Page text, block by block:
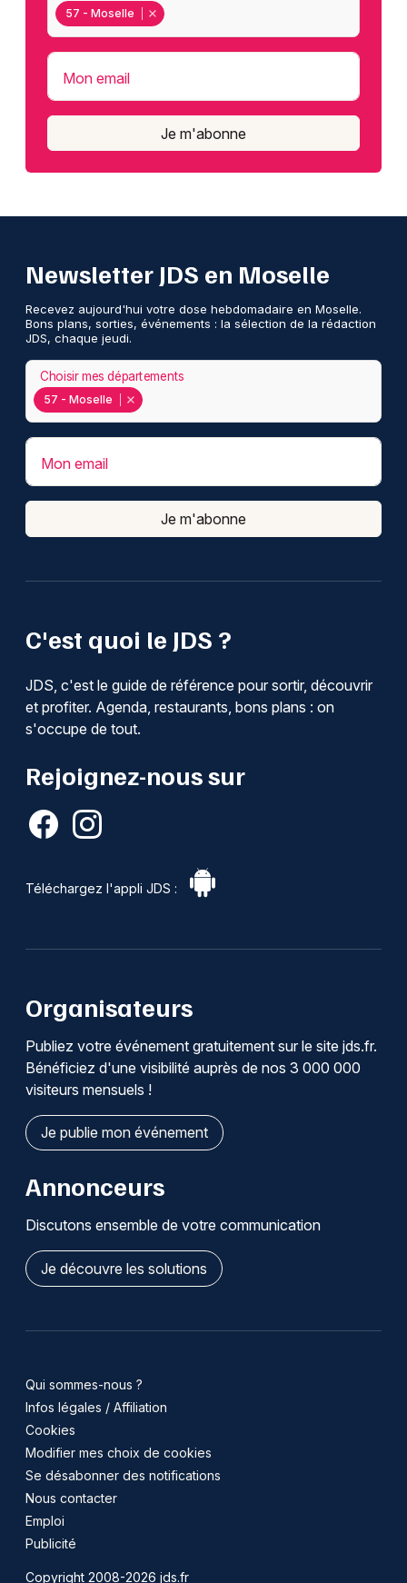
57 - Moselle
Mon email
Je m'abonne
C'est quoi le JDS ?
JDS, c'est le guide de référence pour sortir, découvrir
et profiter. Agenda, restaurants, bons plans : on
s'occupe de tout.
Rejoignez-nous sur
Téléchargez l'appli JDS :
Newsletter JDS en Moselle
Recevez aujourd'hui votre dose hebdomadaire en Moselle.
Bons plans, sorties, événements : la sélection de la rédaction
JDS, chaque jeudi.
57 - Moselle
Choisir mes départements
Mon email
Je m'abonne
Organisateurs
Publiez votre événement gratuitement sur le site jds.fr.
Bénéficiez d'une visibilité auprès de nos 3 000 000
visiteurs mensuels !
Je publie mon événement
Annonceurs
Discutons ensemble de votre communication
Je découvre les solutions
Qui sommes-nous ?
Infos légales / Affiliation
Cookies
Modifier mes choix de cookies
Se désabonner des notifications
Nous contacter
Emploi
Publicité
Copyright 2008-2026 jds.fr